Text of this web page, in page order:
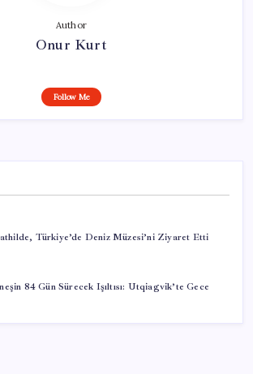
Author
Onur Kurt
Follow Me
Türkiye’de Deniz Müzesi’ni Ziyaret Etti
84 Gün Sürecek Işıltısı: Utqiagvik’te Gece